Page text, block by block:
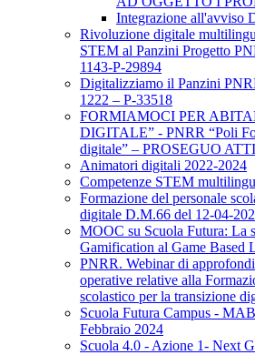
Integrazione all'avviso
Rivoluzione digitale
STEM al Panzini Progetto
1143-P-29894
Digitalizziamo il Panzini
1222 – P-33518
FORMIAMOCI PER
DIGITALE” - PNRR “Poli
digitale” – PROSEGUO
Animatori digitali 2022-2024
Competenze STEM
Formazione del personale
digitale D.M.66 del 12-04-
MOOC su Scuola Futura: La
Gamification al Game Based
PNRR. Webinar di
operative relative alla
scolastico per la transizione
Scuola Futura Campus -
Febbraio 2024
Scuola 4.0 - Azione 1- Next